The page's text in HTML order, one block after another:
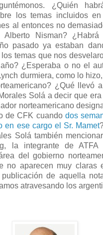
¿Quién
los temas incluidos
al entonces no
Alberto Nisman?
pasado ya estaban
temas que nos
¿Esperaba o no el
durmiera, como lo
¿Qué llevó
Solá a decir que
norteamericano
de CFK cuando dos
en ese cargo el Sr. Mamet
Solá también
la integrante de ATFA
del gobierno
no aparecen muy claras
de aquella
atravesando los